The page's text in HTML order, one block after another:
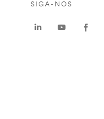
SIGA-NOS